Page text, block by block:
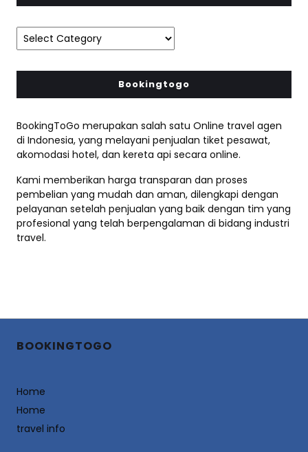
Bookingtogo
BookingToGo merupakan salah satu Online travel agen
di Indonesia, yang melayani penjualan tiket pesawat,
akomodasi hotel, dan kereta api secara online.
Kami memberikan harga transparan dan proses
pembelian yang mudah dan aman, dilengkapi dengan
pelayanan setelah penjualan yang baik dengan tim yang
profesional yang telah berpengalaman di bidang industri
travel.
BOOKINGTOGO
Home
Home
travel info